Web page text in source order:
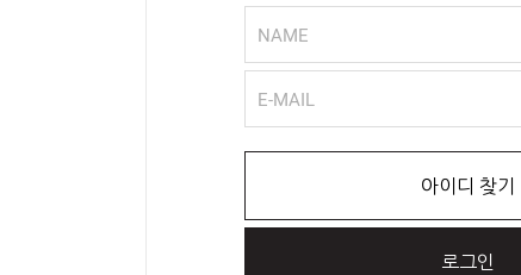
NAME
E-MAIL
아이디 찾기
로그인